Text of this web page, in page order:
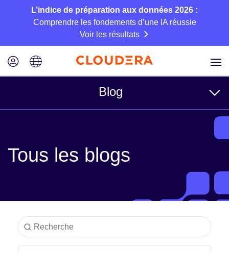
L’indice de préparation aux données 2026 :
Comprendre les fondements d’une IA réussie
Voir les résultats
Blog
Business
Industrie
Tous les blogs